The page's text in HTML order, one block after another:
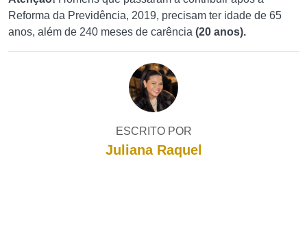
Reforma da Previdência, 2019, precisam ter idade de 65
anos, além de 240 meses de carência (20 anos).
ESCRITO POR
Juliana Raquel